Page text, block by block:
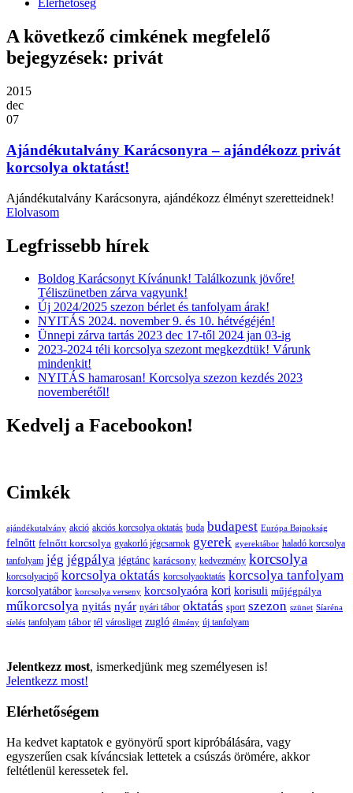
Elérhetőség
A következő cimkének megfelelő
bejegyzések: privát
2015
dec
07
Ajándékutalvány Karácsonyra – ajándékozz privát
korcsolya oktatást!
Ajándékutalvány Karácsonyra, ajándékozz élményt szeretteidnek!
Elolvasom
Legfrissebb hírek
Boldog Karácsonyt Kívánunk! Találkozunk jövőre!
Téliszünetben zárva vagyunk!
Új 2024/2025 szezon bérlet és tanfolyam árak!
NYITÁS 2024. november 9. és 10. hétvégéjén!
Ünnepi zárva tartás 2023 dec 17-től 2024 jan 03-ig
2023-2024 téli korcsolya szezont megkezdtük! Várunk
mindenkit!
NYITÁS hamarosan! Korcsolya szezon kezdés 2023
novemberétől!
Kedvelj a Facebookon!
Cimkék
ajándékutalvány akció akciós korcsolya oktatás buda budapest Európa Bajnokság
felnőtt felnőtt korcsolya gyakorló jégcsarnok gyerek gyerektábor haladó korcsolya
tanfolyam jég jégpálya jégtánc karácsony kedvezmény korcsolya
korcsolyacipő korcsolya oktatás korcsolyaoktatás korcsolya tanfolyam
korcsolyatábor korcsolya verseny korcsolyaóra kori korisuli műjégpálya
műkorcsolya nyitás nyár nyári tábor oktatás sport szezon szünet Síaréna
síelés tanfolyam tábor tél városliget zugló élmény új tanfolyam
Jelentkezz most, ismerkedjünk meg személyesen is!
Jelentkezz most!
Elérhetőségem
Ha kedvet kaptatok e gyönyörű sport kipróbálására, vagy
egyszerűen csak kíváncsiak lettetek a csúszás örömére, akkor
feltétlenül keressetek fel.